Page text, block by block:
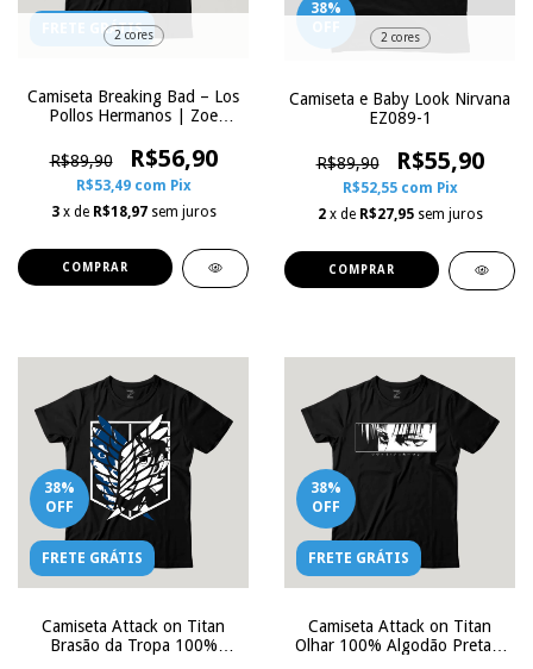
FRETE GRÁTIS
2 cores
Camiseta Breaking Bad – Los
Pollos Hermanos | Zoe
R$89,90
R$56,90
R$53,49 com Pix
3 x de R$18,97 sem juros
COMPRAR
38%
2 cores
Camiseta e Baby Look Nirvana
EZ089-1
R$89,90 R$55,90
R$52,55 com Pix
2 x de R$27,95 sem juros
COMPRAR
38%
OFF
FRETE GRÁTIS
Camiseta Attack on Titan
Brasão da Tropa 100%
38%
OFF
FRETE GRÁTIS
Camiseta Attack on Titan
Olhar 100% Algodão Preta |